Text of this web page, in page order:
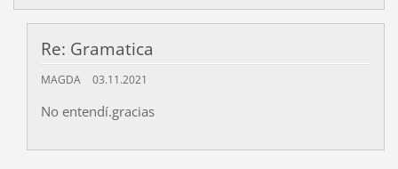
Re: Gramatica
MAGDA 03.11.2021
No entendí.gracias